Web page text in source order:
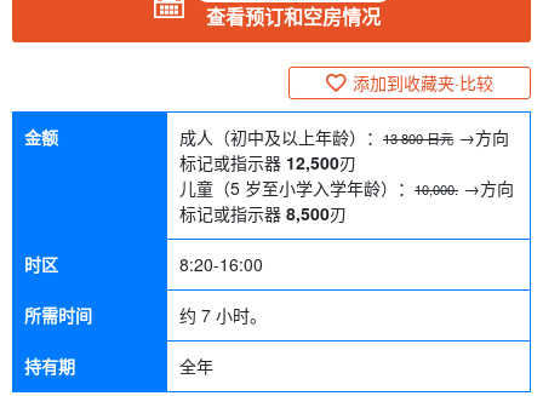
查看预订和空房情况
添加到收藏夹·比较
金额 成人（初中及以上年龄）： 13 800 日元 →方向
标记或指示器 12,500刃
儿童（5 岁至小学入学年龄）： 10,000. →方向
标记或指示器 8,500刃
时区 8:20-16:00
所需时间 约 7 小时。
持有期 全年